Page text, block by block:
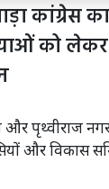
कांग्रेस
को लेकर
और पृथ्वीराज
और विकास